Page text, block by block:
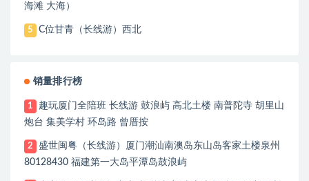
海滩 大海）
5 C位甘青（长线游）西北
销量排行榜
1
趣玩厦门全陪班 长线游 鼓浪屿 高北土楼 南普陀寺 胡里山
炮台 集美学村 环岛路 曾厝按
2
盛世闽粤（长线游）厦门潮汕南澳岛东山岛客家土楼泉州
80128430 福建第一大岛平潭岛鼓浪屿